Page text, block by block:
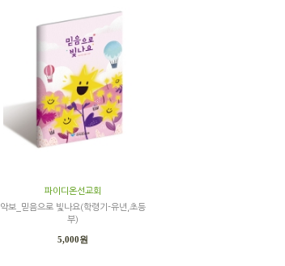
파이디온선교회
악보_믿음으로 빛나요(학령기-유년,초등
부)
5,000원